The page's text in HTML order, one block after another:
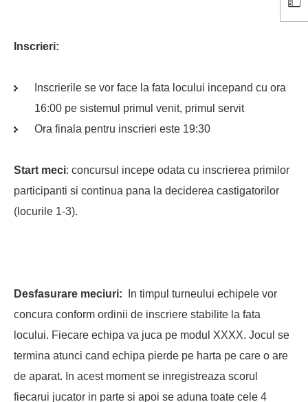
Inscrieri:
Inscrierile se vor face la fata locului incepand cu ora
16:00 pe sistemul primul venit, primul servit
Ora finala pentru inscrieri este 19:30
Start meci: concursul incepe odata cu inscrierea primilor
participanti si continua pana la deciderea castigatorilor
(locurile 1-3).
Desfasurare meciuri:
In timpul turneului echipele vor
concura conform ordinii de inscriere stabilite la fata
locului. Fiecare echipa va juca pe modul XXXX. Jocul se
termina atunci cand echipa pierde pe harta pe care o are
de aparat. In acest moment se inregistreaza scorul
fiecarui jucator in parte si apoi se aduna toate cele 4